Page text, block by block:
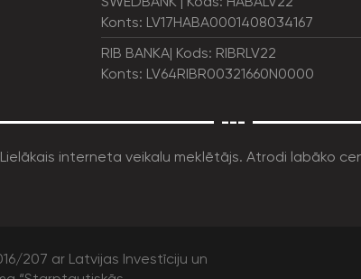
Konts: LV17HABA0001408034167
RIB BANKA| Kods: RIBRLV22
Konts: LV64RIBR00321660N0000
---
207 ar Latvijas Investīciju un